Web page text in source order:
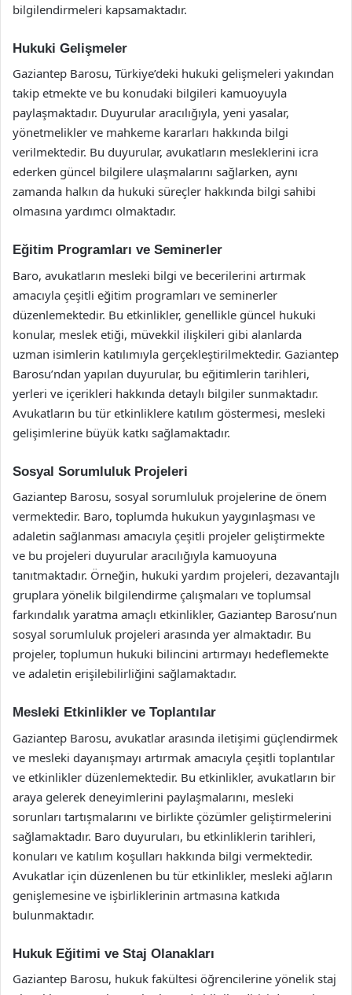
bilgilendirmeleri kapsamaktadır.
Hukuki Gelişmeler
Gaziantep Barosu, Türkiye’deki hukuki gelişmeleri yakından
takip etmekte ve bu konudaki bilgileri kamuoyuyla
paylaşmaktadır. Duyurular aracılığıyla, yeni yasalar,
yönetmelikler ve mahkeme kararları hakkında bilgi
verilmektedir. Bu duyurular, avukatların mesleklerini icra
ederken güncel bilgilere ulaşmalarını sağlarken, aynı
zamanda halkın da hukuki süreçler hakkında bilgi sahibi
olmasına yardımcı olmaktadır.
Eğitim Programları ve Seminerler
Baro, avukatların mesleki bilgi ve becerilerini artırmak
amacıyla çeşitli eğitim programları ve seminerler
düzenlemektedir. Bu etkinlikler, genellikle güncel hukuki
konular, meslek etiği, müvekkil ilişkileri gibi alanlarda
uzman isimlerin katılımıyla gerçekleştirilmektedir. Gaziantep
Barosu’ndan yapılan duyurular, bu eğitimlerin tarihleri,
yerleri ve içerikleri hakkında detaylı bilgiler sunmaktadır.
Avukatların bu tür etkinliklere katılım göstermesi, mesleki
gelişimlerine büyük katkı sağlamaktadır.
Sosyal Sorumluluk Projeleri
Gaziantep Barosu, sosyal sorumluluk projelerine de önem
vermektedir. Baro, toplumda hukukun yaygınlaşması ve
adaletin sağlanması amacıyla çeşitli projeler geliştirmekte
ve bu projeleri duyurular aracılığıyla kamuoyuna
tanıtmaktadır. Örneğin, hukuki yardım projeleri, dezavantajlı
gruplara yönelik bilgilendirme çalışmaları ve toplumsal
farkındalık yaratma amaçlı etkinlikler, Gaziantep Barosu’nun
sosyal sorumluluk projeleri arasında yer almaktadır. Bu
projeler, toplumun hukuki bilincini artırmayı hedeflemekte
ve adaletin erişilebilirliğini sağlamaktadır.
Mesleki Etkinlikler ve Toplantılar
Gaziantep Barosu, avukatlar arasında iletişimi güçlendirmek
ve mesleki dayanışmayı artırmak amacıyla çeşitli toplantılar
ve etkinlikler düzenlemektedir. Bu etkinlikler, avukatların bir
araya gelerek deneyimlerini paylaşmalarını, mesleki
sorunları tartışmalarını ve birlikte çözümler geliştirmelerini
sağlamaktadır. Baro duyuruları, bu etkinliklerin tarihleri,
konuları ve katılım koşulları hakkında bilgi vermektedir.
Avukatlar için düzenlenen bu tür etkinlikler, mesleki ağların
genişlemesine ve işbirliklerinin artmasına katkıda
bulunmaktadır.
Hukuk Eğitimi ve Staj Olanakları
Gaziantep Barosu, hukuk fakültesi öğrencilerine yönelik staj